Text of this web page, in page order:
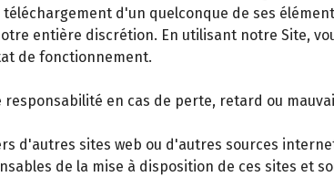
d'un quelconque de ses
entière discrétion. En utilisant notre Site,
de fonctionnement.
responsabilité en cas de perte, retard ou
d'autres sites web ou d'autres sources
de la mise à disposition de ces sites et